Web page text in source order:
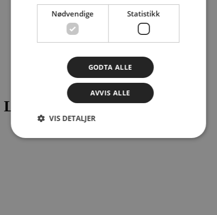
Skaderepresentanter
Luxembourg
Nødvendige Statistikk
GODTA ALLE
AVVIS ALLE
VIS DETALJER